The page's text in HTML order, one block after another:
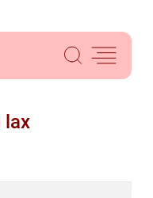
lax